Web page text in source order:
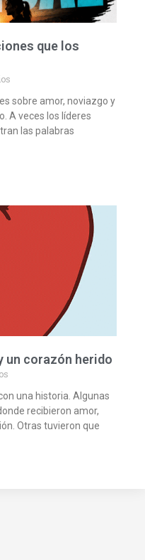
que los
sobre amor, noviazgo y
A veces los líderes
las palabras
un corazón herido
una historia. Algunas
recibieron amor,
Otras tuvieron que